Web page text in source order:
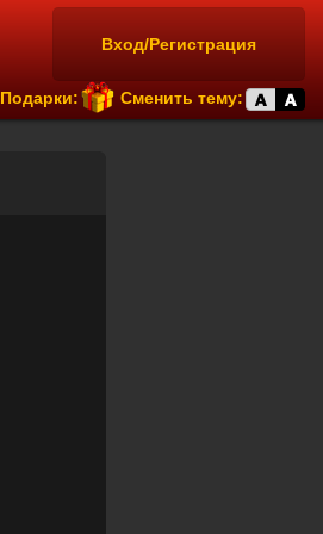
Вход/Регистрация
Подарки: Сменить тему: